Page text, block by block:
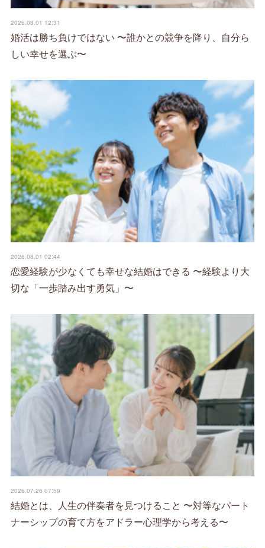
2026.08.01 12:31
婚活は勝ち負けではない 〜誰かとの競争を降り、自分ら
しい幸せを選ぶ〜
2026.08.01 02:44
恋愛経験が少なくても幸せな結婚はできる 〜経験より大
切な「一歩踏み出す勇気」〜
2026.07.26 07:59
結婚とは、人生の伴奏者を見つけること 〜対等なパート
ナーシップの育て方をアドラー心理学から考える〜